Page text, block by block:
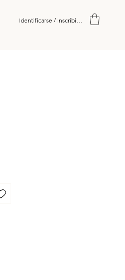
Identificarse / Inscribirse